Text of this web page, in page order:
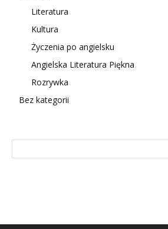
Literatura
Kultura
Życzenia po angielsku
Angielska Literatura Piękna
Rozrywka
Bez kategorii